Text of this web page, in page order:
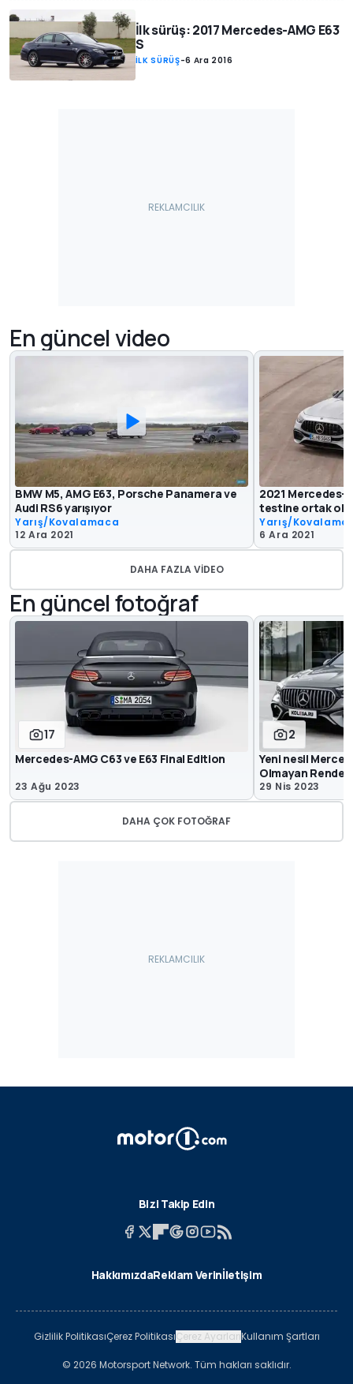
İlk sürüş: 2017 Mercedes-AMG E63
S
İLK SÜRÜŞ-6 Ara 2016
En güncel video
BMW M5, AMG E63, Porsche Panamera ve
Audi RS6 yarışıyor
Yarış/Kovalamaca
12 Ara 2021
2021 Mercedes-
testine ortak
Yarış/
6 Ara 2021
DAHA FAZLA VIDEO
En güncel fotoğraf
17
Mercedes-AMG C63 ve E63 Final Edition
23 Ağu 2023
2
Yeni nesil
Olmayan
29 Nis 2023
DAHA ÇOK FOTOĞRAF
Bizi Takip Edin
HakkımızdaReklam Verinİletişim
Gizlilik PolitikasıÇerez PolitikasıÇerez AyarlarıKullanım Şartları
© 2026 Motorsport Network. Tüm hakları saklıdır.